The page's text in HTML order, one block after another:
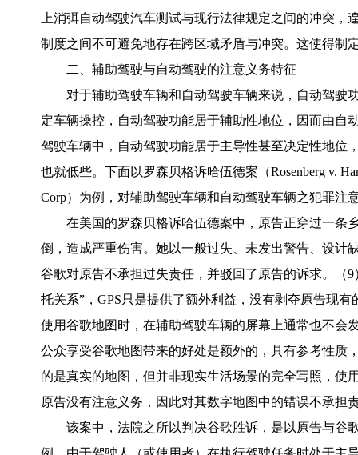
上消弭自动驾驶汽车测试与现行法律规定之间的冲突
制度之间不可避免地存在跨区域矛盾与冲突。这使得制
二、辅助驾驶与自动驾驶的注意义务特征
对于辅助驾驶车辆和自动驾驶车辆来说，自动驾驶
定车辆操控，自动驾驶功能居于辅助性地位，因而由自
驾驶车辆中，自动驾驶功能居于主导性甚至决定性地位
也就低些。下面以罗森贝格诉哈伍德案（Rosenberg v.
Corp）为例，对辅助驾驶车辆和自动驾驶车辆之犯罪注
在美国的罗森贝格诉哈伍德案中，原告正穿过一条
倒，造成严重伤害。她以一般过失、未发出警告、设计
谷歌对原告不承担过失责任，并驳回了原告的诉求。（
托关系”，GPS只是提供了额外利益，没有剥夺原告现
使用谷歌地图时，在辅助驾驶车辆的屏幕上通常也不会
公众享受谷歌地图带来的好处是额外的，具有参考性质
的是真实的地图，但并非现实生活场景的完全写照，使
原告没有注意义务，因此对其数字地图中的错误不承担
该案中，法院之所以判决谷歌胜诉，是以原告与谷